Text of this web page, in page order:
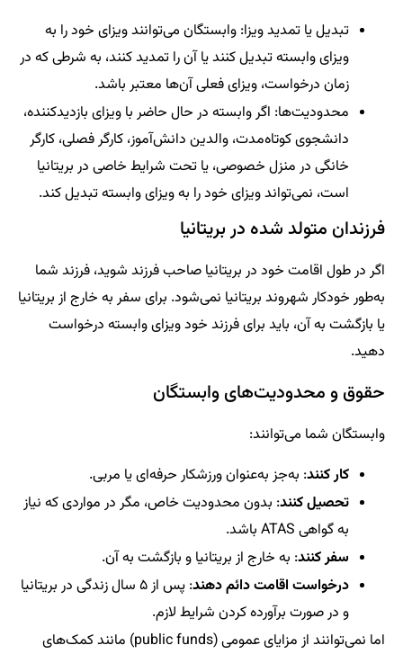
تبدیل یا تمدید ویزا: وابستگان می‌توانند ویزای خود را به
ویزای وابسته تبدیل کنند یا آن را تمدید کنند، به شرطی که در
زمان درخواست، ویزای فعلی آن‌ها معتبر باشد.
محدودیت‌ها: اگر وابسته در حال حاضر با ویزای بازدیدکننده،
دانشجوی کوتاه‌مدت، والدین دانش‌آموز، کارگر فصلی، کارگر
خانگی در منزل خصوصی، یا تحت شرایط خاصی در بریتانیا
است، نمی‌تواند ویزای خود را به ویزای وابسته تبدیل کند.
فرزندان متولد شده در بریتانیا
اگر در طول اقامت خود در بریتانیا صاحب فرزند شوید، فرزند شما
به‌طور خودکار شهروند بریتانیا نمی‌شود. برای سفر به خارج از بریتانیا
یا بازگشت به آن، باید برای فرزند خود ویزای وابسته درخواست
دهید.
حقوق و محدودیت‌های وابستگان
وابستگان شما می‌توانند:
کار کنند: به‌جز به‌عنوان ورزشکار حرفه‌ای یا مربی.
تحصیل کنند: بدون محدودیت خاص، مگر در مواردی که نیاز
به گواهی ATAS باشد.
سفر کنند: به خارج از بریتانیا و بازگشت به آن.
درخواست اقامت دائم دهند
: پس از ۵ سال زندگی در بریتانیا
و در صورت برآورده کردن شرایط لازم.
اما نمی‌توانند از مزایای عمومی (public funds) مانند کمک‌های